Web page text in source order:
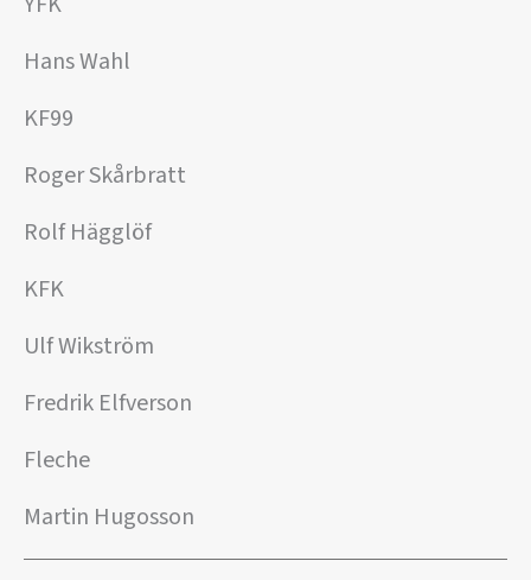
Hans Wahl
KF99
Roger Skårbratt
Rolf Hägglöf
KFK
Ulf Wikström
Fredrik Elfverson
Fleche
Martin Hugosson